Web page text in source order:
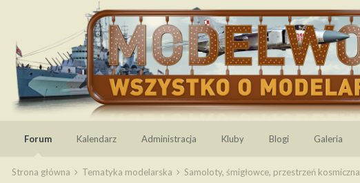
Forum Kalendarz Administracja Kluby Blogi Galeria
Strona główna Tematyka modelarska Samoloty, śmigłowce, przestrzeń kosmiczna